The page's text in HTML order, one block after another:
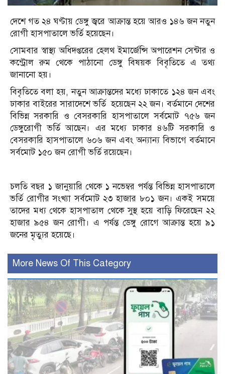
দেশে গত ২৪ ঘণ্টায় ডেঙ্গু জ্বরে আক্রান্ত হয়ে আরও ১৪৬ জন নতুন
রোগী হাসপাতালে ভর্তি হয়েছেন।
সোমবার স্বাস্থ্য অধিদপ্তরের হেলথ ইমার্জেন্সি অপারেশন সেন্টার ও
কন্ট্রোল রুম থেকে পাঠানো ডেঙ্গু বিষয়ক বিবৃতিতে এ তথ্য
জানানো হয়।
বিবৃতিতে বলা হয়, নতুন আক্রান্তদের মধ্যে ঢাকাতে ১২৪ জন এবং
ঢাকার বাইরের সারাদেশে ভর্তি হয়েছেন ২২ জন। বর্তমানে দেশের
বিভিন্ন সরকারি ও বেসরকারি হাসপাতালে সর্বমোট ৭৫৬ জন
ডেঙ্গুরোগী ভর্তি আছেন। এর মধ্যে ঢাকার ৪৬টি সরকারি ও
বেসরকারি হাসপাতালে ৬০৬ জন এবং অন্যান্য বিভাগে বর্তমানে
সর্বমোট ১৫০ জন রোগী ভর্তি রয়েছেন।
চলতি বছর ১ জানুয়ারি থেকে ১ নভেম্বর পর্যন্ত বিভিন্ন হাসপাতালে
ভর্তি রোগীর সংখ্যা সর্বমোট ২৩ হাজার ৮০১ জন। একই সময়ে
তাদের মধ্য থেকে হাসপাতাল থেকে সুস্থ হয়ে বাড়ি ফিরেছেন ২২
হাজার ৯৫৪ জন রোগী। এ পর্যন্ত ডেঙ্গু রোগে আক্রান্ত হয়ে ৯১
জনের মৃত্যুর হয়েছে।
More News Of This Category